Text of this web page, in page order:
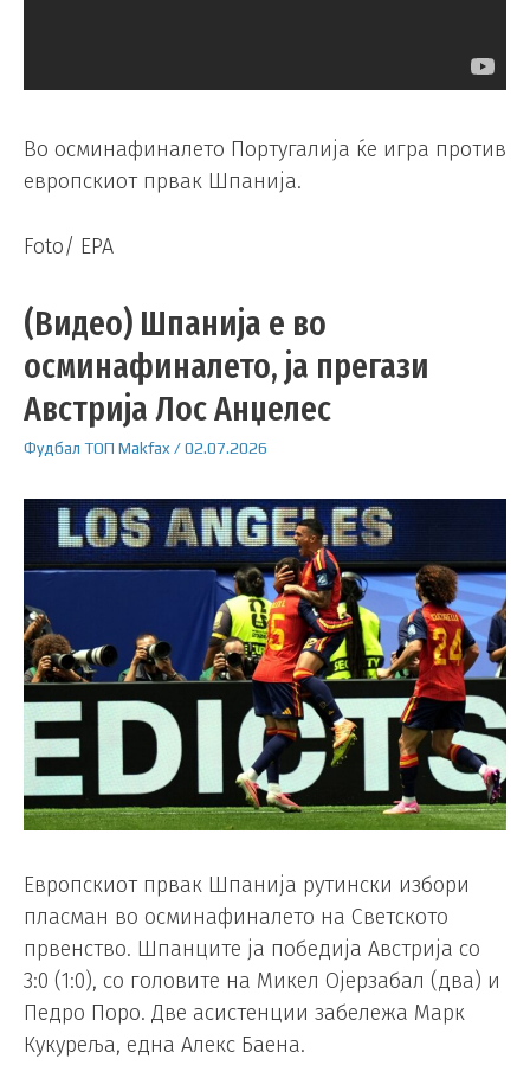
Во осминафиналето Португалија ќе игра против
европскиот првак Шпанија.
Foto/ EPA
(Видео) Шпанија е во
осминафиналето, ја прегази
Австрија Лос Анџелес
Фудбал ТОП Makfax/02.07.2026
Европскиот првак Шпанија рутински избори
пласман во осминафиналето на Светското
првенство. Шпанците ја победија Австрија со
3:0 (1:0), со головите на Микел Ојерзабал (два) и
Педро Поро. Две асистенции забележа Марк
Кукуреља, една Алекс Баена.